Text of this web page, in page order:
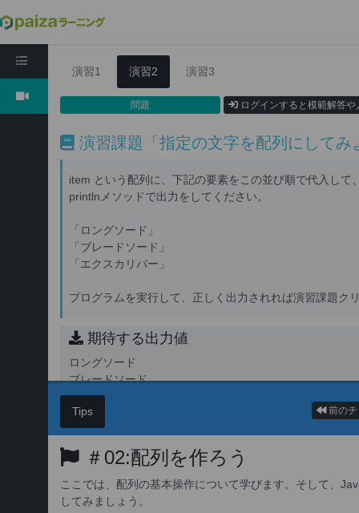
Java入門編4:配列の基礎
演習1 演習2 演習3
問題 ログインすると模範解答
演習課題「指定の文字を配列にしてみ
item という配列に、下記の要素をこの並び順で代入して
printlnメソッドで出力をしてください。
「ロングソード」
「ブレードソード」
「エクスカリバー」
プログラムを実行して、正しく出力されれば演習課題ク
期待する出力値
ロングソード
ブレードソード
エクスカリバー
Tips
前の
＃02:配列を作ろう
ここでは、配列の基本操作について学びます。そして、
してみましょう。